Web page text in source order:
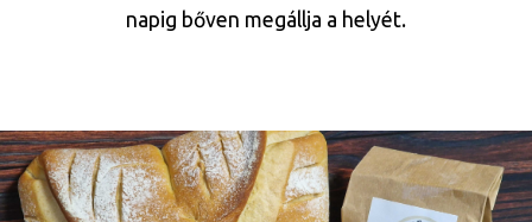
napig bőven megállja a helyét.